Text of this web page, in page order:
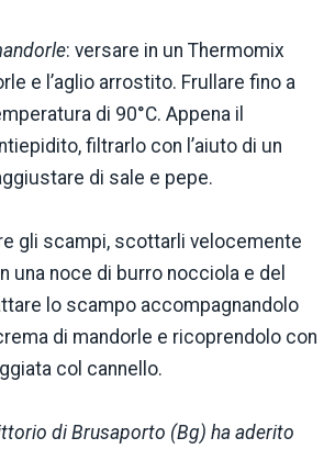
: versare in un Thermomix
e l’aglio arrostito. Frullare fino a
di 90°C. Appena il
filtrarlo con l’aiuto di un
di sale e pepe.
gli scampi, scottarli velocemente
una noce di burro nocciola e del
lo scampo accompagnandolo
di mandorle e ricoprendolo con
col cannello.
di Brusaporto (Bg) ha aderito